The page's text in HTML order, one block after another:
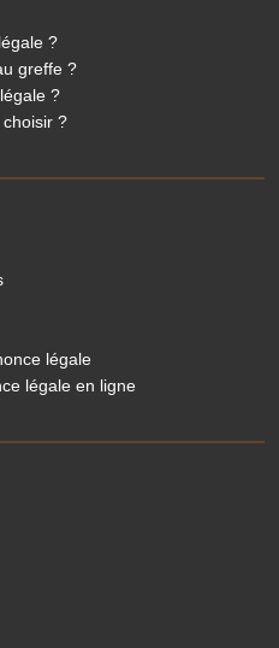
?
greffe ?
?
?
légale
légale en ligne